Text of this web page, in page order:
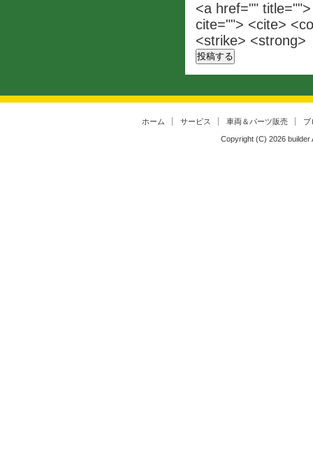
<a href=""
cite=""> <cite>
<strike> <strong>
ホーム サービス 車両＆パーツ販売 ブ
Copyright (C) 2026 builder